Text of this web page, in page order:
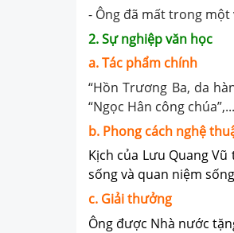
- Ông đã mất trong
2. Sự nghiệp văn học
a. Tác phẩm chính
“Hồn Trương Ba, da
“Ngọc Hân công
b. Phong cách nghệ
Kịch của Lưu Quang
sống và quan niệm
c. Giải thưởng
Ông được Nhà nước